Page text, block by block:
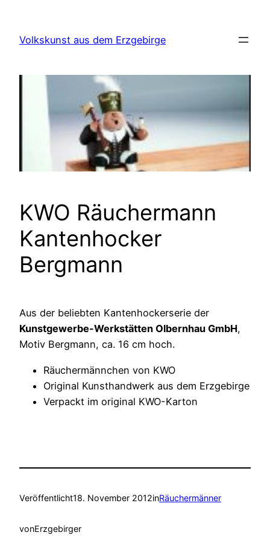
springen
Volkskunst aus dem Erzgebirge
KWO Räuchermann
Kantenhocker
Bergmann
Aus der beliebten Kantenhockerserie der
Kunstgewerbe-Werkstätten Olbernhau GmbH,
Motiv Bergmann, ca. 16 cm hoch.
Räuchermännchen von KWO
Original Kunsthandwerk aus dem Erzgebirge
Verpackt im original KWO-Karton
Veröffentlicht18. November 2012inRäuchermänner
vonErzgebirger